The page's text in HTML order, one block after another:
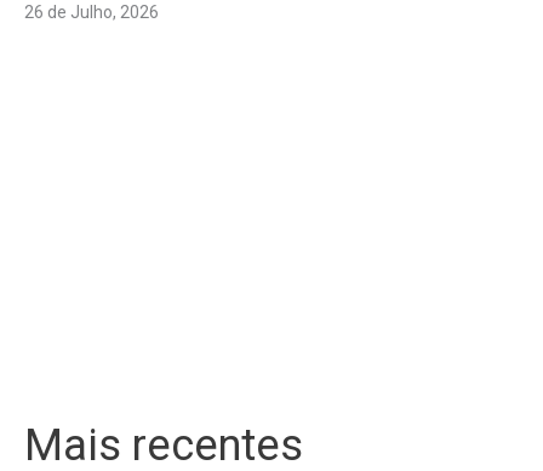
26 de Julho, 2026
Mais recentes